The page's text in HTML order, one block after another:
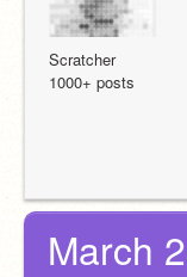
Scratcher
1000+ posts
March